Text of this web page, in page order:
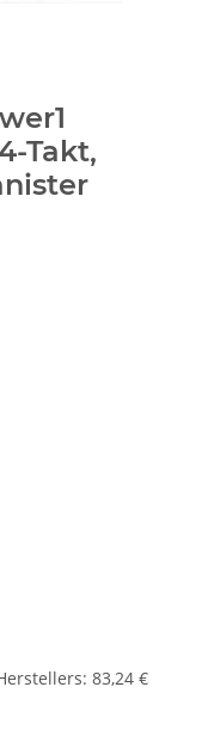
Takt,
: 83,24 €